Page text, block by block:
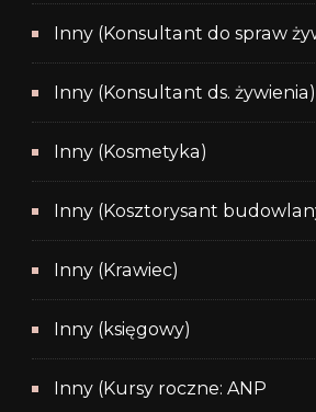
Inny (Konsultant do spraw
Inny (Konsultant ds. żywienia)
Inny (Kosmetyka)
Inny (Kosztorysant
Inny (Krawiec)
Inny (księgowy)
Inny (Kursy roczne: ANP